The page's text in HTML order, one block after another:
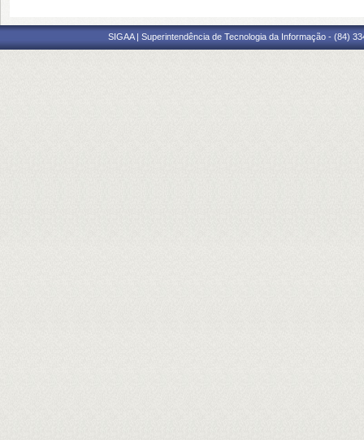
SIGAA | Superintendência de Tecnologia da Informação - (84)